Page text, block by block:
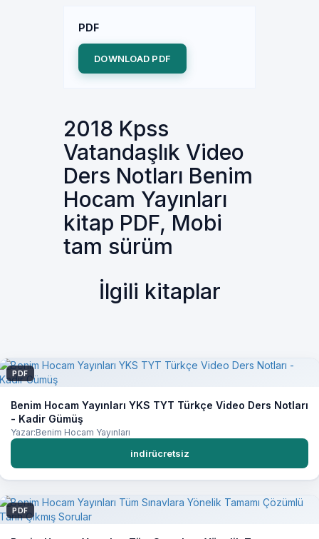
PDF
DOWNLOAD PDF
2018 Kpss
Vatandaşlık Video
Ders Notları Benim
Hocam Yayınları
kitap PDF, Mobi
tam sürüm
İlgili kitaplar
PDF
Benim Hocam Yayınları YKS TYT Türkçe Video Ders Notları
- Kadir Gümüş
Yazar:Benim Hocam Yayınları
indirücretsiz
PDF